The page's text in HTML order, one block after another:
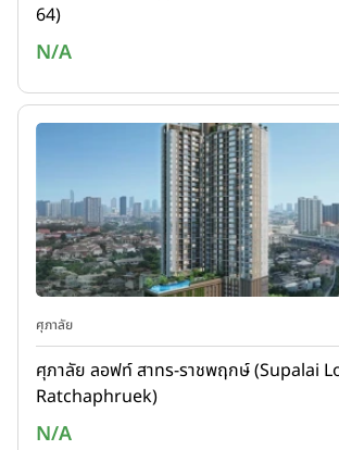
64)
N/A
ศุภาลัย
ศุภาลัย ลอฟท์ สาทร-ราชพฤกษ์ (Supalai
Ratchaphruek)
N/A